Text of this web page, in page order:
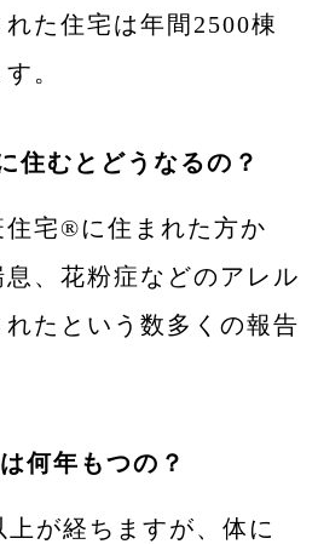
た住宅は年間2500棟
。
住むとどうなるの？
住宅®に住まれた方か
、花粉症などのアレル
たという数多くの報告
何年もつの？
が経ちますが、体に